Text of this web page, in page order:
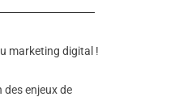
marketing digital !
des enjeux de